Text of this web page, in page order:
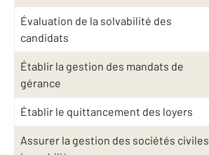
Évaluation de la solvabilité des
candidats
Établir la gestion des mandats de
gérance
Établir le quittancement des loyers
Assurer la gestion des sociétés civiles